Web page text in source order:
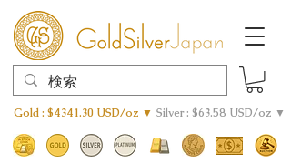
Gold : $4341.30 USD/oz ▼ Silver : $63.58 USD/oz ▼